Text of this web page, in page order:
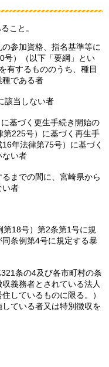
こと。
参加資格、指名基準等に
号）（以下「要綱」とい
有するもののうち、種目
種である者
該当しない者
基づく更生手続き開始の
225号）に基づく再生手
年法律第75号）に基づく
ない者
までの間に、宮崎県から
い者
18号）第2条第1号に規
条例第4号に規定する暴
条の4及び各市町村の条
義務者とされている法人
しているものに限る。）
ている者又は特別徴収を